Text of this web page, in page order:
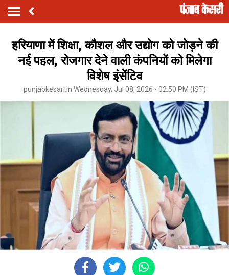
हरियाणा में शिक्षा, कौशल और उद्योग को जोड़ने की
नई पहल, रोजगार देने वाली कंपनियों को मिलेगा
विशेष इंसेंटिव
punjabkesari.in Wednesday, Jul 08, 2026 - 02:50 PM (IST)